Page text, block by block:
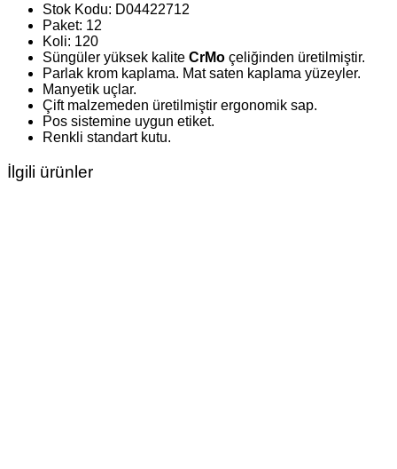
Stok Kodu: D04422712
Paket: 12
Koli: 120
Süngüler yüksek kalite CrMo çeliğinden üretilmiştir.
Parlak krom kaplama. Mat saten kaplama yüzeyler.
Manyetik uçlar.
Çift malzemeden üretilmiştir ergonomik sap.
Pos sistemine uygun etiket.
Renkli standart kutu.
İlgili ürünler